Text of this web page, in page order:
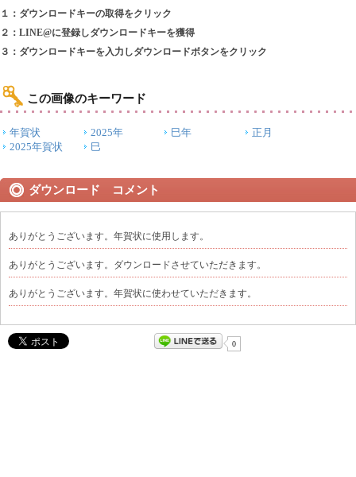
１：ダウンロードキーの取得をクリック
２：LINE@に登録しダウンロードキーを獲得
３：ダウンロードキーを入力しダウンロードボタンをクリック
この画像のキーワード
年賀状 2025年 巳年
正月
2025年賀状
巳
ダウンロード コメント
ありがとうございます。年賀状に使用します。
ありがとうございます。ダウンロードさせていただきます。
ありがとうございます。年賀状に使わせていただきます。
0